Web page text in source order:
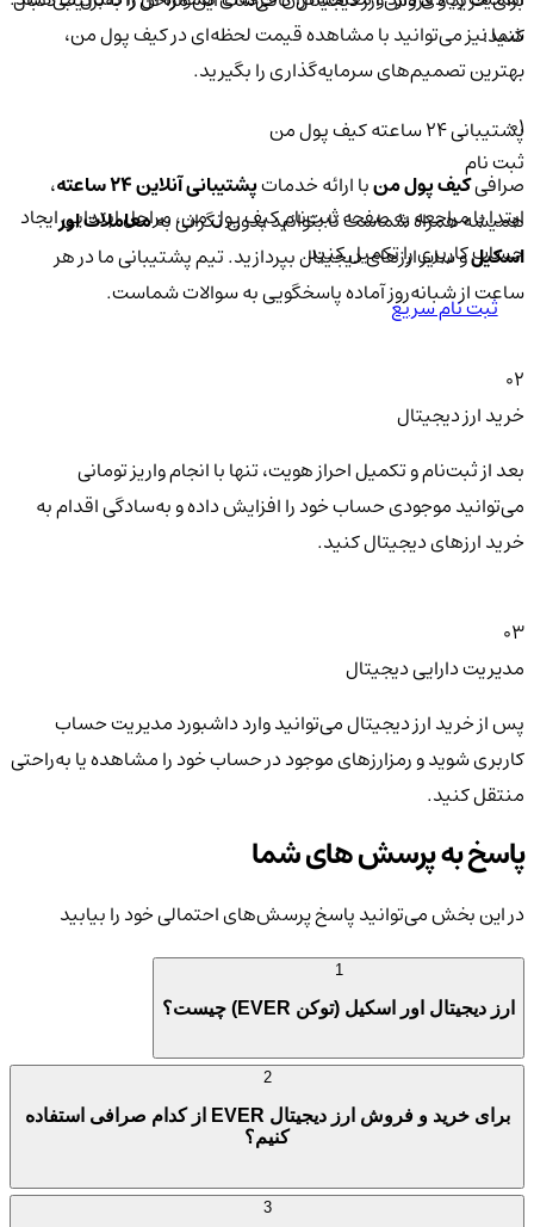
شما نیز می‌توانید با مشاهده قیمت لحظه‌ای در کیف پول من،
بهترین تصمیم‌های سرمایه‌گذاری را بگیرید.
پشتیبانی ۲۴ ساعته کیف پول من
صرافیکیف پول منبا ارائه خدماتپشتیبانی آنلاین ۲۴ ساعته
،
همیشه همراه شماست تا بتوانید بدون نگرانی بهمعاملات اور
اسکیلو سایر ارزهای دیجیتال بپردازید. تیم پشتیبانی ما در هر
ساعت از شبانه‌روز آماده پاسخگویی به سوالات شماست.
کنید:
01
ثبت نام
ابتدا با مراجعه به صفحه ثبت‌نام کیف‌ پول من، مراحل ابتدایی ایجاد
حساب کاربری را تکمیل کنید.
ثبت نام سریع
02
خرید ارز دیجیتال
بعد از ثبت‌نام و تکمیل احراز هویت، تنها با انجام واریز تومانی
می‌توانید موجودی حساب خود را افزایش داده و به‌سادگی اقدام به
خرید ارزهای دیجیتال کنید.
03
مدیریت دارایی دیجیتال
پس از خرید ارز دیجیتال می‌توانید وارد داشبورد مدیریت حساب
کاربری شوید و رمزارزهای موجود در حساب خود را مشاهده یا به‌راحتی
منتقل کنید.
پاسخ به پرسش های شما
در این بخش می‌توانید پاسخ پرسش‌های احتمالی خود را بیابید
ارز دیجیتال اور اسکیل (توکن EVER) چیست؟
برای خرید و فروش ارز دیجیتال EVER از کدام صرافی استفاده
کنیم؟